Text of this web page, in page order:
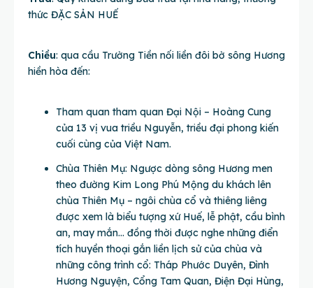
thức ĐẶC SẢN HUẾ
Chiều: qua cầu Trường Tiền nối liền đôi bờ sông Hương
hiền hòa đến:
Tham quan tham quan Đại Nội – Hoàng Cung
của 13 vị vua triều Nguyễn, triều đại phong kiến
cuối cùng của Việt Nam.
Chùa Thiên Mụ: Ngược dòng sông Hương men
theo đường Kim Long Phú Mộng du khách lên
chùa Thiên Mụ – ngôi chùa cổ và thiêng liêng
được xem là biểu tượng xứ Huế, lễ phật, cầu bình
an, may mắn… đồng thời được nghe những điển
tích huyền thoại gắn liền lịch sử của chùa và
những công trình cổ: Tháp Phước Duyên, Đình
Hương Nguyện, Cổng Tam Quan, Điện Đại Hùng,